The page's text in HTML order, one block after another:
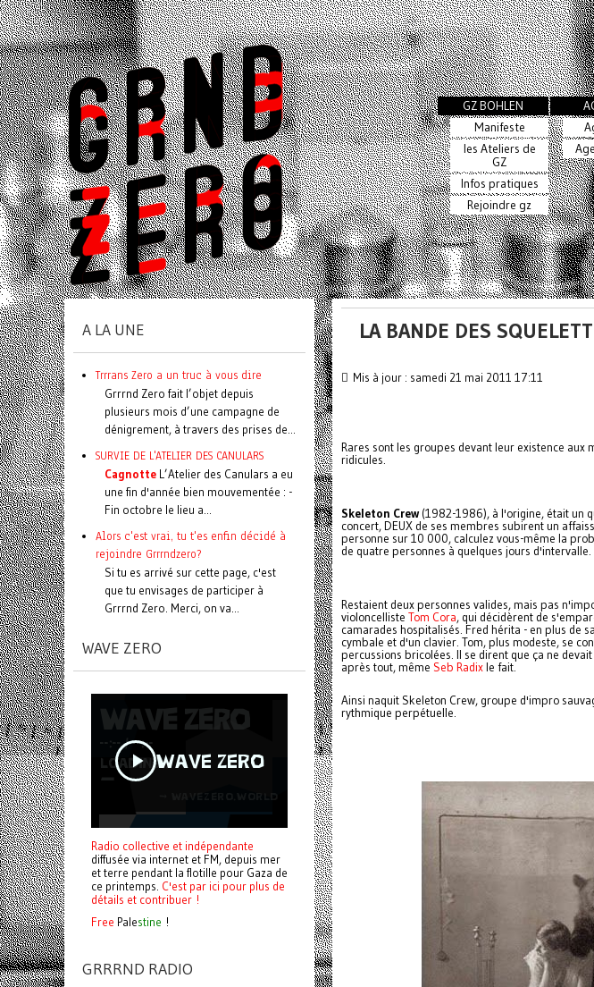
GZ BOHLEN
Manifeste
les Ateliers de
GZ
Infos pratiques
Rejoindre gz
LA BANDE DES
Mis à jour : samedi 21 mai 2011 17:11
Rares sont les groupes devant leur existence
ridicules.
Skeleton Crew(1982-1986), à l'origine, était un
concert, DEUX de ses membres subirent un
personne sur 10 000, calculez vous-même la
de quatre personnes à quelques jours d'intervalle.
Restaient deux personnes valides, mais pas
violoncelliste Tom Cora, qui décidèrent de
camarades hospitalisés. Fred hérita - en plus de
cymbale et d'un clavier. Tom, plus modeste, se
percussions bricolées. Il se dirent que ça ne
après tout, même Seb Radixle fait.
Ainsi naquit Skeleton Crew, groupe d'impro
rythmique perpétuelle.
A LA UNE
Trrrans Zero a un truc à vous dire
Grrrnd Zero fait l’objet depuis
plusieurs mois d’une campagne de
dénigrement, à travers des prises de...
SURVIE DE L'ATELIER DES CANULARS
Cagnotte L’Atelier des Canulars a eu
une fin d'année bien mouvementée : -
Fin octobre le lieu a...
Alors c'est vrai, tu t'es enfin décidé à
rejoindre Grrrndzero?
Si tu es arrivé sur cette page, c'est
que tu envisages de participer à
Grrrnd Zero. Merci, on va...
WAVE ZERO
Radio collective et indépendante
diffusée via internet et FM, depuis mer
et terre pendant la flotille pour Gaza de
ce printemps. C'est par ici pour plus de
détails et contribuer !
Free Palestine !
GRRRND RADIO